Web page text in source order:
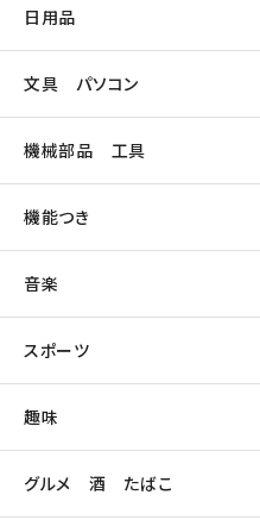
日用品
文具 パソコン
機械部品 工具
機能つき
音楽
スポーツ
趣味
グルメ 酒 たばこ